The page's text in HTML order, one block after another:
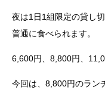
夜は1日1組限定の貸し
普通に食べられます。
6,600円、8,800円、
今回は、8,800円のラン